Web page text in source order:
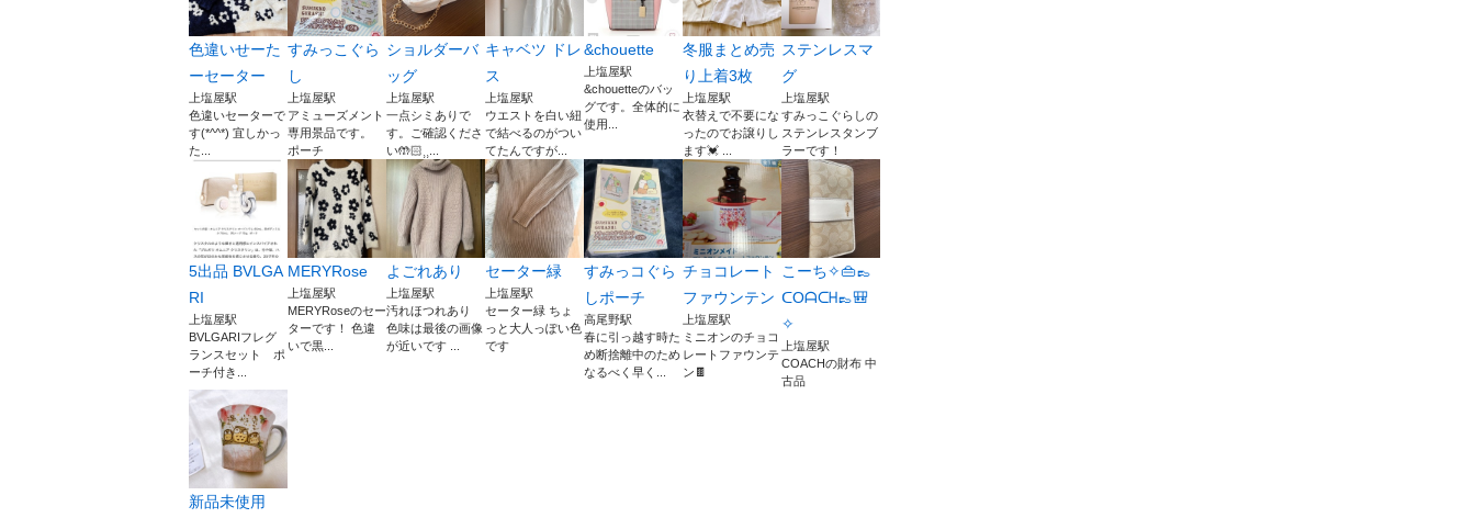
色違いせーた
ーセーター
上塩屋駅
色違いセーターで
す(*^^*) 宜しかっ
た...
すみっこぐら
し
上塩屋駅
アミューズメント
専用景品です。
ポーチ
ショルダーバ
ッグ
上塩屋駅
一点シミありで
す。ご確認くださ
い🤲🏻⸒⸒...
キャベツ ドレ
ス
上塩屋駅
ウエストを白い紐
で結べるのがつい
てたんですが...
&chouette
上塩屋駅
&chouetteのバッ
グです。全体的に
使用...
冬服まとめ売
り上着3枚
上塩屋駅
衣替えで不要にな
ったのでお譲りし
ます💓‪ ...
ステンレスマ
グ
上塩屋駅
すみっこぐらしの
ステンレスタンブ
ラーです！
5出品 BVLGA
RI
上塩屋駅
BVLGARIフレグ
ランスセット ポ
ーチ付き...
MERYRose
上塩屋駅
MERYRoseのセー
ターです！ 色違
いで黒...
よごれあり
上塩屋駅
汚れほつれあり
色味は最後の画像
が近いです ...
セーター緑
上塩屋駅
セーター緑 ちょ
っと大人っぽい色
です
すみっコぐら
しポーチ
高尾野駅
春に引っ越す時た
め断捨離中のため
なるべく早く...
チョコレート
ファウンテン
上塩屋駅
ミニオンのチョコ
レートファウンテ
ン🍫
こーち✧👜👞
ᑕOᗩᑕᕼ👞🎒
✧
上塩屋駅
COACHの財布 中
古品
新品未使用